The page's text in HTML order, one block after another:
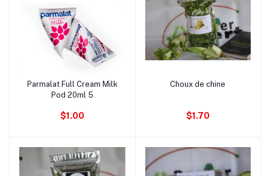
Ajouter au panier
Parmalat Full Cream Milk
Pod 20ml 5
$1.00
Ajouter au panier
Choux de chine
$1.70